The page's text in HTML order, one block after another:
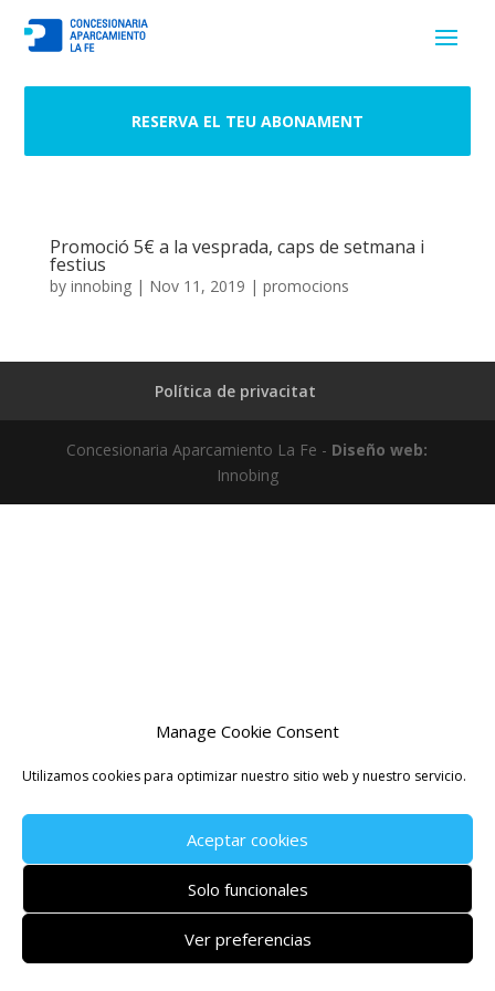
Manage Cookie Consent
Utilizamos cookies para optimizar nuestro sitio web y nuestro servicio.
Aceptar cookies
Solo funcionales
Ver preferencias
RESERVA EL TEU ABONAMENT
Promoció 5€ a la vesprada, caps de setmana i
festius
by innobing| Nov 11, 2019 | promocions
Política de privacitat
Concesionaria Aparcamiento La Fe - Diseño web:
Innobing